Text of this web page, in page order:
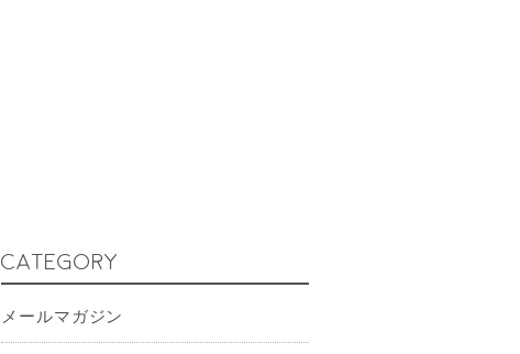
CATEGORY
メールマガジン